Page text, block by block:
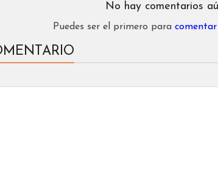
No hay comentarios
Puedes ser el primero para